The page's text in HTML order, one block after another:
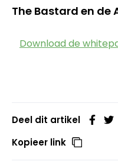
The Bastard en de
Download de
Deel dit artikel
Kopieer link